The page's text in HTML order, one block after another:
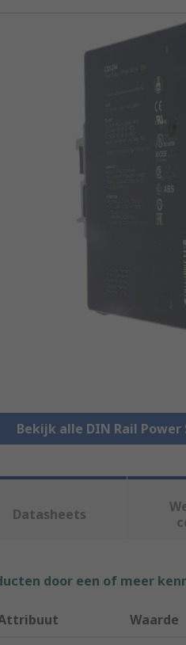
Bekijk alle DIN Rail Power
Datasheets
door een of meer
Waarde